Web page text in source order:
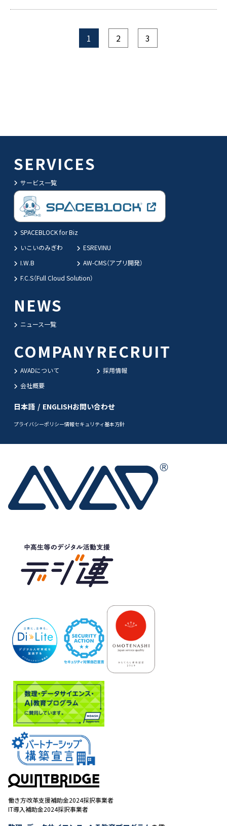
1 2 3
働き方改革支援補助金2024採択事業者
IT導入補助金2024採択事業者
SERVICES
サービス一覧
SPACEBLOCK for Biz
いこいのみぎわ
ESREVINU
I.W.B
AW-CMS（アプリ開発）
F.C.S（Full Cloud Solution）
NEWS
ニュース一覧
COMPANY
AVADについて
会社概要
RECRUIT
採用情報
日本語 / ENGLISHお問い合わせ
プライバシーポリシー情報セキュリティ基本方針